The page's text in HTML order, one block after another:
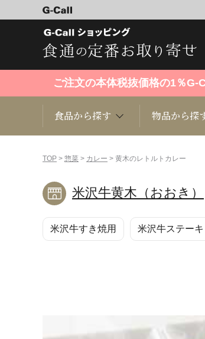
ご注文の本体税抜価格の1％
食品から探す
くだもの
洋菓子
物品から探
趣味・雑貨
キッチン用品
TOP > 惣菜 > カレー > 黄木のレトルトカレー
米沢牛黄木（おおき）
米沢牛すき焼用 米沢牛ステーキ